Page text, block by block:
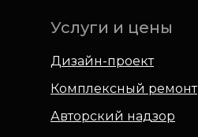
Услуги и цены
Дизайн-проект
Комплексный ремонт
Авторский надзор